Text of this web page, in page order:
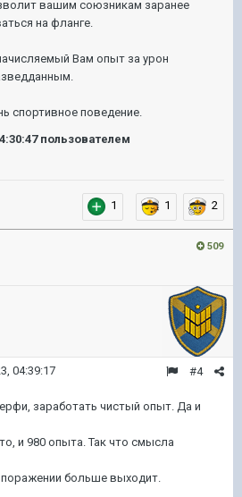
вашим союзникам заранее
на фланге.
Вам опыт за урон
спортивное поведение.
пользователем
1 1 2
509
#4
04:39:17
заработать чистый опыт. Да и
и 980 опыта. Так что смысла
больше выходит.